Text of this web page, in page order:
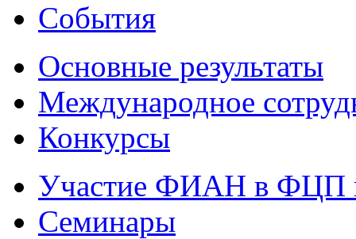
События
Основные результаты
Международное
Конкурсы
Участие ФИАН в ФЦП
Семинары